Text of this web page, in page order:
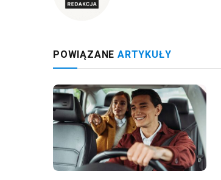
POWIĄZANE ARTYKUŁY